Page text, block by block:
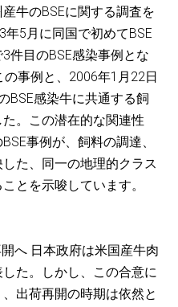
牛のBSEに関する調査を
5月に同国で初めてBSE
件目のBSE感染事例とな
事例と、2006年1月22日
BSE感染牛に共通する飼
。この潜在的な関連性
事例が、飼料の調達、
た、同一の地理的クラス
とを示唆しています。
へ 日本政府は米国産牛肉
た。しかし、この合意に
出荷再開の時期は依然と